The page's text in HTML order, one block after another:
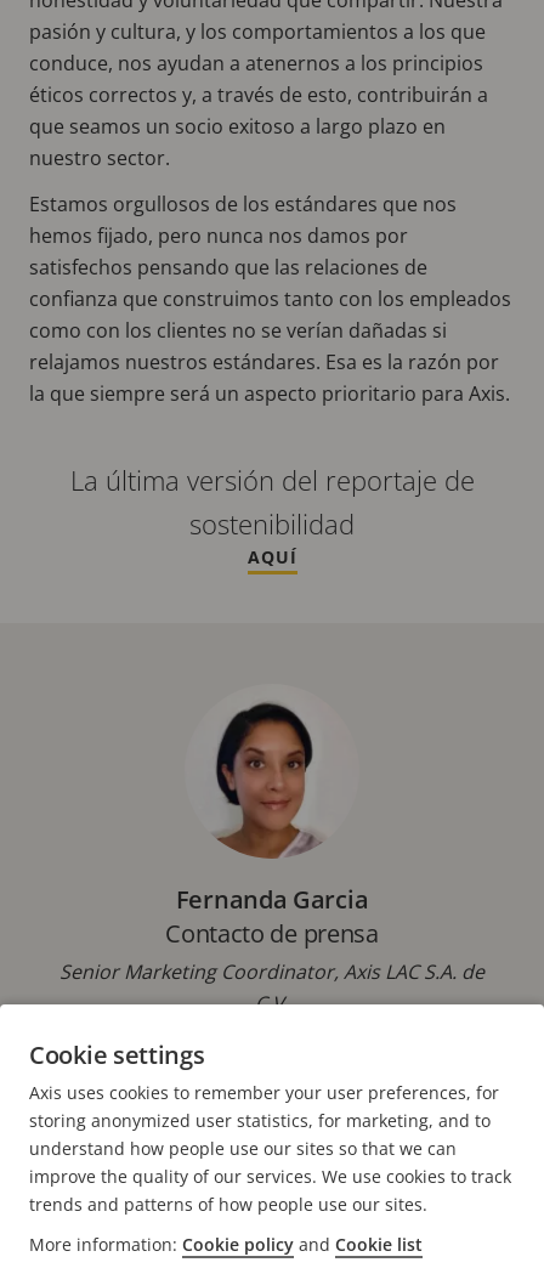
pasión y cultura, y los comportamientos a los que
conduce, nos ayudan a atenernos a los principios
éticos correctos y, a través de esto, contribuirán a
que seamos un socio exitoso a largo plazo en
nuestro sector.
Estamos orgullosos de los estándares que nos
hemos fijado, pero nunca nos damos por
satisfechos pensando que las relaciones de
confianza que construimos tanto con los empleados
como con los clientes no se verían dañadas si
relajamos nuestros estándares. Esa es la razón por
la que siempre será un aspecto prioritario para Axis.
La última versión del reportaje de
sostenibilidad
AQUÍ
Fernanda Garcia
Contacto de prensa
Senior Marketing Coordinator, Axis LAC S.A. de
C.V.
Correo electrónico:
FOOTER
CONTACTO
Cookie settings
Axis uses cookies to remember your user preferences, for
storing anonymized user statistics, for marketing, and to
understand how people use our sites so that we can
improve the quality of our services. We use cookies to track
trends and patterns of how people use our sites.
More information: Cookie policy and Cookie list